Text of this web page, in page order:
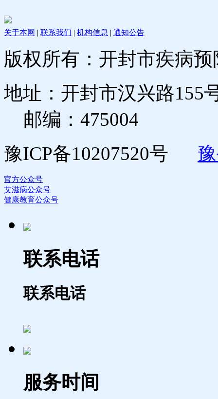
关于本网 | 联系我们 | 机构信息 | 通知公告
版权所有：开封市疾病
地址：开封市汉兴路
邮编：475004
豫ICP备10207520号
官方公众号
艾滋病公众号
健康教育公众号
联系电话
联系电话
服务时间